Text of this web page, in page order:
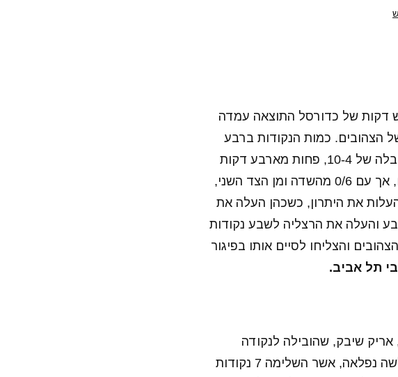
דקות של כדורסל התוצאה עמדה
של הצהובים. כמות הנקודות ברבע
המשיכה להיות נמוכה גם בדקות הבאות, כאשר מכבי עלתה להובלה של 10-4, פחות מארבע דקות
לסיום, כשכארם משעור, אקס מכבי, עמד על חמישה ריבאונדים, אך עם 0/6 מהשדה ומן הצד השני,
את היתרון, כשכהן העלה את
והעלה את הרצליה לשבע נקודות
והצליחו לסיים אותו בפיגור
שיבק, שהובילה לנקודה
מהעונשין של דיברתולומאו, לקליעת באזר אדירה שלו ולעוד שלשה נפלאה, אשר השלימה 7 נקודות